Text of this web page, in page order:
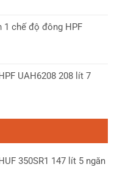
1 chế độ đông HPF
₫.
UAH6208 208 lít 7
350SR1 147 lít 5 ngăn